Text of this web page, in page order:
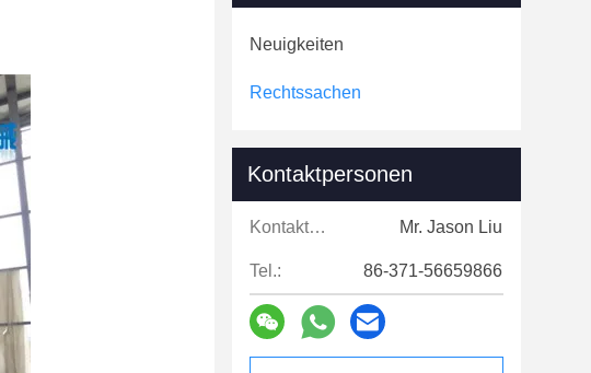
Neuigkeiten
Rechtssachen
Kontaktpersonen
Kontaktpersonen: Mr. Jason Liu
Tel.: 86-371-56659866